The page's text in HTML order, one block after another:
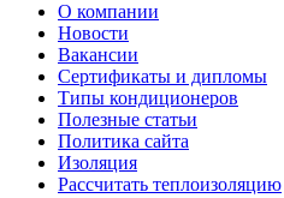
О компании
Новости
Вакансии
Сертификаты и дипломы
Типы кондиционеров
Полезные статьи
Политика сайта
Изоляция
Рассчитать теплоизоляцию